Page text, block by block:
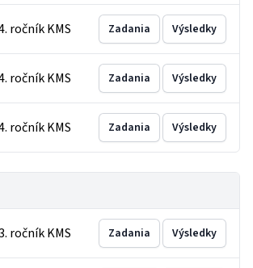
ročník KMS Zadania Výsledky
ročník KMS Zadania Výsledky
ročník KMS Zadania Výsledky
ročník KMS Zadania Výsledky